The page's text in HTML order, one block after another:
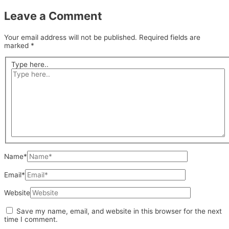
Leave a Comment
Your email address will not be published. Required fields are
marked *
Type here..
Name*
Email*
Website
Save my name, email, and website in this browser for the next
time I comment.